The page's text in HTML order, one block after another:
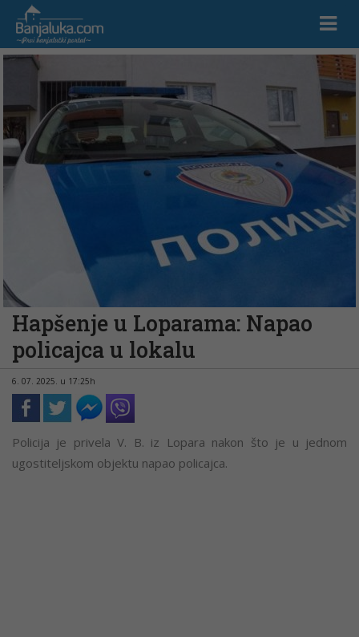
Hapšenje u Loparama: Napao
policajca u lokalu
6. 07. 2025. u 17:25h
Policija je privela V. B. iz Lopara nakon što je u jednom
ugostiteljskom objektu napao policajca.